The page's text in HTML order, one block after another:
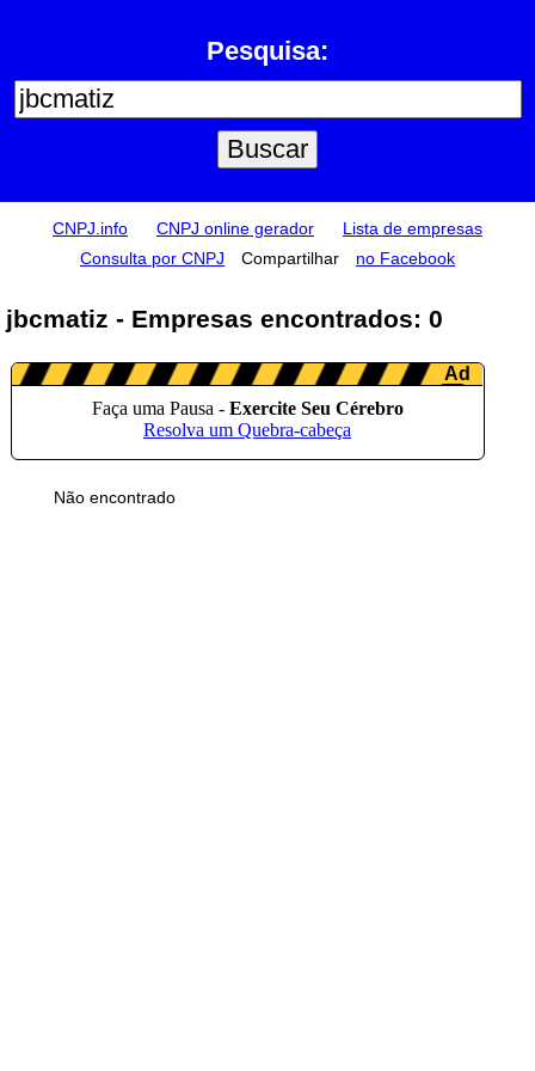
Pesquisa:
CNPJ.info CNPJ online gerador
Lista de empresas
Consulta por CNPJ
Compartilhar no Facebook
jbcmatiz - Empresas encontrados: 0
Não encontrado